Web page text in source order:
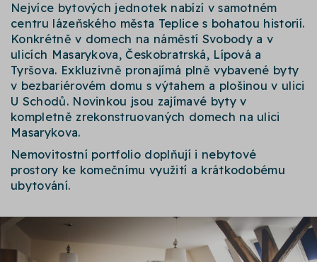
Nejvíce bytových jednotek nabízí v samotném
centru lázeňského města Teplice s bohatou historií.
Konkrétně v domech na náměstí Svobody a v
ulicích Masarykova, Českobratrská, Lípová a
Tyršova. Exkluzivně pronajímá plně vybavené byty
v bezbariérovém domu s výtahem a plošinou v ulici
U Schodů. Novinkou jsou zajímavé byty v
kompletně zrekonstruovaných domech na ulici
Masarykova.
Nemovitostní portfolio doplňují i nebytové
prostory ke komečnímu využití a krátkodobému
ubytování.